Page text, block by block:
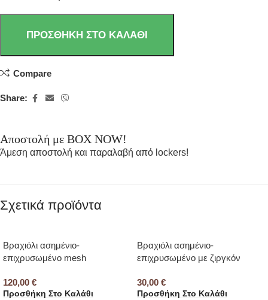
ΠΡΟΣΘΉΚΗ ΣΤΟ ΚΑΛΆΘΙ
Compare
Share:
Αποστολή με BOX NOW!
Άμεση αποστολή και παραλαβή από lockers!
Σχετικά προϊόντα
Βραχιόλι ασημένιο-
επιχρυσωμένο mesh
120,00 €
Προσθήκη Στο Καλάθι
Βραχιόλι ασημένιο-
επιχρυσωμένο με ζιργκόν
30,00 €
Προσθήκη Στο Καλάθι